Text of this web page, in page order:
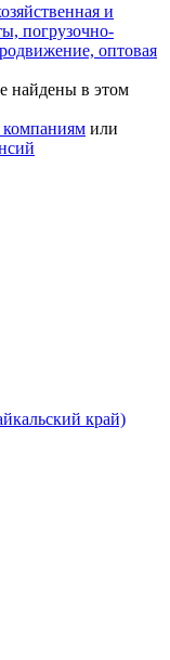
и
погрузочно-
оптовая
найдены в этом
или
край)